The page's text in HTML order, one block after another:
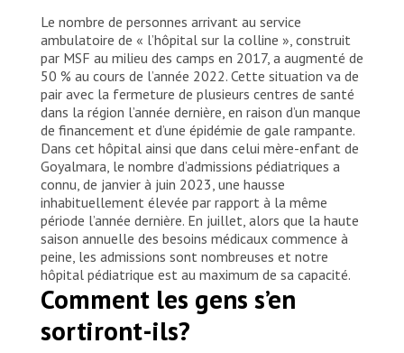
Le nombre de personnes arrivant au service
ambulatoire de « l’hôpital sur la colline », construit
par MSF au milieu des camps en 2017, a augmenté de
50 % au cours de l’année 2022. Cette situation va de
pair avec la fermeture de plusieurs centres de santé
dans la région l’année dernière, en raison d’un manque
de financement et d’une épidémie de gale rampante.
Dans cet hôpital ainsi que dans celui mère-enfant de
Goyalmara, le nombre d’admissions pédiatriques a
connu, de janvier à juin 2023, une hausse
inhabituellement élevée par rapport à la même
période l’année dernière. En juillet, alors que la haute
saison annuelle des besoins médicaux commence à
peine, les admissions sont nombreuses et notre
hôpital pédiatrique est au maximum de sa capacité.
Comment les gens s’en
sortiront-ils?